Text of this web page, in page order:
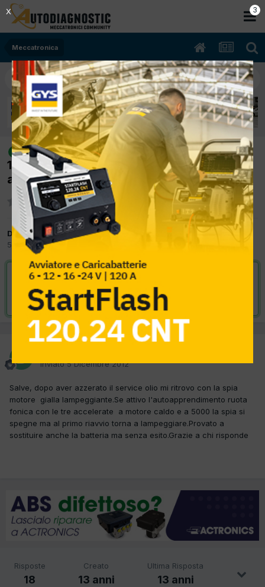
Meccatronica
risolto
[Fiat Panda 09/2008 1242cc
188a4000 44Kw Bifuel B/Metano] spia
avaria motore accesa lampeggiante
Da biangio
5 Dicembre 2012
VAI ALLA SOLUZIONE
Risolta da biangio, 10 Dicembre 2012
Inviato5 Dicembre 2012
Salve, dopo aver azzerato il service olio mi ritrovo con la spia
motore gialla lampeggiante.Se attivo l'autoapprendimento ruota
fonica con le tre accelerate a motore caldo e a 5000 la spia si
spegne ma al primo riavvio torna a lampeggiare.Provato a
sostituire anche la batteria ma senza esito.Grazie a chi risponde
Risposte
18
Creato
13 anni
Ultima Risposta
13 anni
2
X